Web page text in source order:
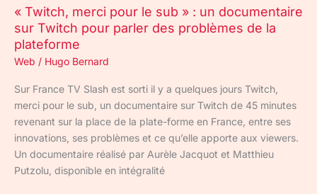
« Twitch, merci pour le sub » : un documentaire
sur Twitch pour parler des problèmes de la
plateforme
Web / Hugo Bernard
Sur France TV Slash est sorti il y a quelques jours Twitch,
merci pour le sub, un documentaire sur Twitch de 45 minutes
revenant sur la place de la plate-forme en France, entre ses
innovations, ses problèmes et ce qu’elle apporte aux viewers.
Un documentaire réalisé par Aurèle Jacquot et Matthieu
Putzolu, disponible en intégralité
parler
des
problèmes
de
plateforme